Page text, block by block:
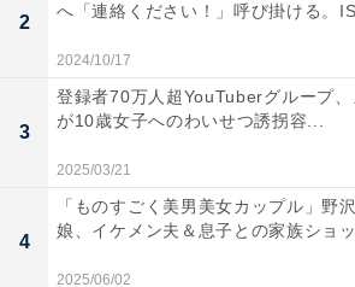
2
へ「連絡ください！」呼び掛ける。
2024/10/17
3
登録者70万人超YouTuberグループ、
が10歳女子へのわいせつ誘拐容...
2025/03/21
4
「ものすごく美男美女カップル」野
娘、イケメン夫＆息子との家族ショ
2025/06/02